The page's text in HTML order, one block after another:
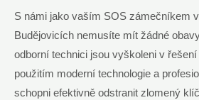
S námi jako vaším SOS zámečníkem
Budějovicích nemusíte mít žádné
odborní technici jsou vyškoleni v
použitím moderní technologie a
schopni efektivně odstranit zlomený